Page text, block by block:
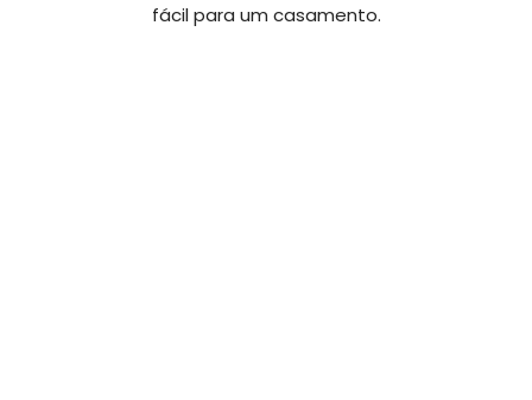
fácil para um casamento.